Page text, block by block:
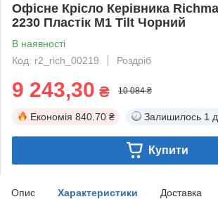
Офісне Крісло Керівника
2230 Пластік М1 Tilt Чорний
В наявності
Код: r2_rich_00219
Роздріб
9 243,30 ₴ 10 084 ₴
Економія 840.70 ₴ Залишилось 1
Купити
Опис Характеристики Доставка